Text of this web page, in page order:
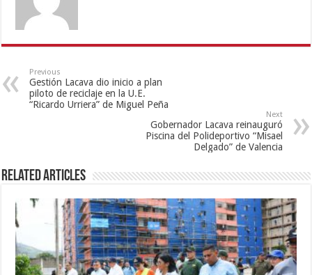
Previous
Gestión Lacava dio inicio a plan
piloto de reciclaje en la U.E.
“Ricardo Urriera” de Miguel Peña
Next
Gobernador Lacava reinauguró
Piscina del Polideportivo “Misael
Delgado” de Valencia
Related Articles